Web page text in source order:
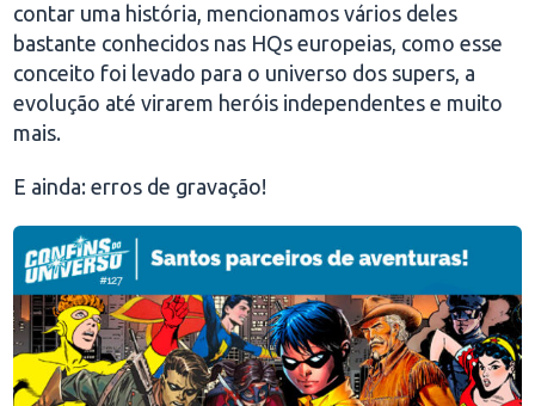
contar uma história, mencionamos vários deles
bastante conhecidos nas HQs europeias, como esse
conceito foi levado para o universo dos supers, a
evolução até virarem heróis independentes e muito
mais.
E ainda: erros de gravação!